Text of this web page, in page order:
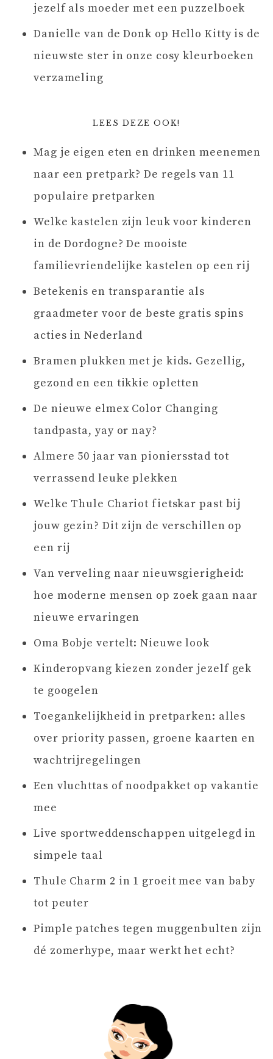
jezelf als moeder met een puzzelboek
Danielle van de Donk op Hello Kitty is de
nieuwste ster in onze cosy kleurboeken
verzameling
LEES DEZE OOK!
Mag je eigen eten en drinken meenemen
naar een pretpark? De regels van 11
populaire pretparken
Welke kastelen zijn leuk voor kinderen
in de Dordogne? De mooiste
familievriendelijke kastelen op een rij
Betekenis en transparantie als
graadmeter voor de beste gratis spins
acties in Nederland
Bramen plukken met je kids. Gezellig,
gezond en een tikkie opletten
De nieuwe elmex Color Changing
tandpasta, yay or nay?
Almere 50 jaar van pioniersstad tot
verrassend leuke plekken
Welke Thule Chariot fietskar past bij
jouw gezin? Dit zijn de verschillen op
een rij
Van verveling naar nieuwsgierigheid:
hoe moderne mensen op zoek gaan naar
nieuwe ervaringen
Oma Bobje vertelt: Nieuwe look
Kinderopvang kiezen zonder jezelf gek
te googelen
Toegankelijkheid in pretparken: alles
over priority passen, groene kaarten en
wachtrijregelingen
Een vluchttas of noodpakket op vakantie
mee
Live sportweddenschappen uitgelegd in
simpele taal
Thule Charm 2 in 1 groeit mee van baby
tot peuter
Pimple patches tegen muggenbulten zijn
dé zomerhype, maar werkt het echt?